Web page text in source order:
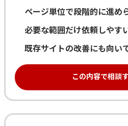
ページ単位で段階的に進め
必要な範囲だけ依頼しやす
既存サイトの改善にも向い
この内容で相談